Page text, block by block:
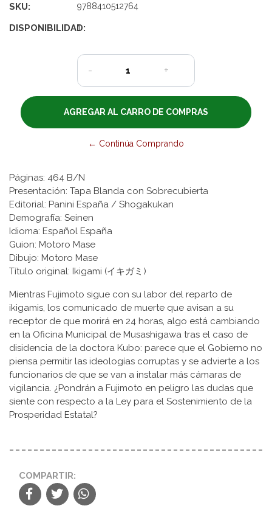
SKU: 9788410512764
DISPONIBILIDAD:
1
- +
← Continúa Comprando
Páginas: 464 B/N
Presentación: Tapa Blanda con Sobrecubierta
Editorial: Panini España / Shogakukan
Demografía: Seinen
Idioma: Español España
Guion: Motoro Mase
Dibujo: Motoro Mase
Título original: Ikigami (イキガミ)
Mientras Fujimoto sigue con su labor del reparto de
ikigamis, los comunicado de muerte que avisan a su
receptor de que morirá en 24 horas, algo está cambiando
en la Oficina Municipal de Musashigawa tras el caso de
disidencia de la doctora Kubo: parece que el Gobierno no
piensa permitir las ideologías corruptas y se advierte a los
funcionarios de que se van a instalar más cámaras de
vigilancia. ¿Pondrán a Fujimoto en peligro las dudas que
siente con respecto a la Ley para el Sostenimiento de la
Prosperidad Estatal?
COMPARTIR: